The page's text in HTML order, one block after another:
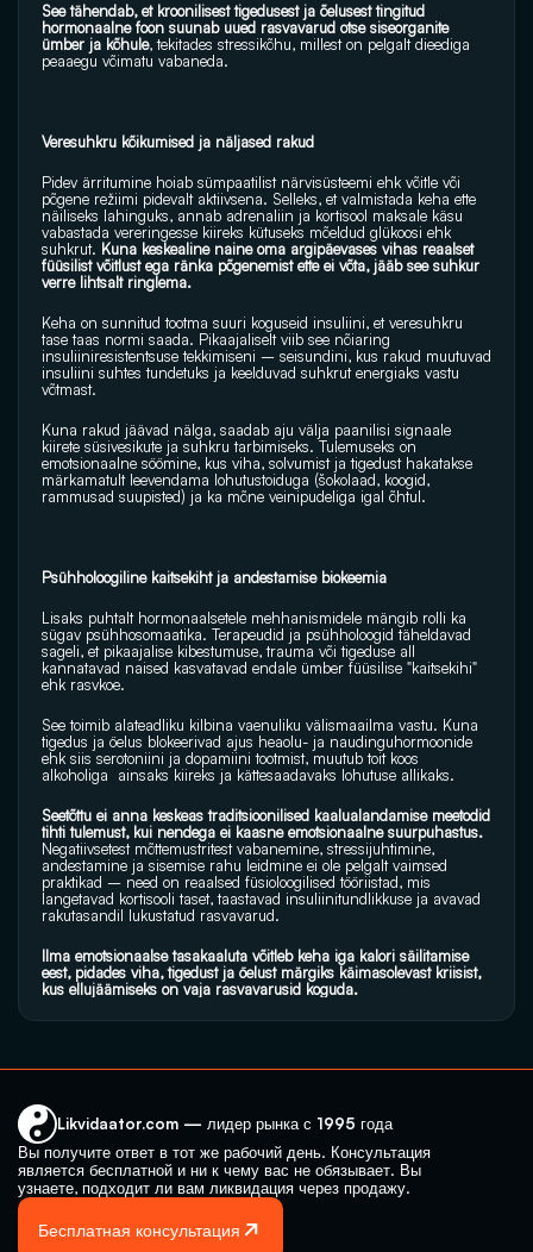
See tähendab, et kroonilisest tigedusest ja õelusest tingitud
hormonaalne foon suunab uued rasvavarud otse siseorganite
ümber ja kõhule, tekitades stressikõhu, millest on pelgalt dieediga
peaaegu võimatu vabaneda.
Veresuhkru kõikumised ja näljased rakud
Pidev ärritumine hoiab sümpaatilist närvisüsteemi ehk võitle või
põgene režiimi pidevalt aktiivsena. Selleks, et valmistada keha ette
näiliseks lahinguks, annab adrenaliin ja kortisool maksale käsu
vabastada vereringesse kiireks kütuseks mõeldud glükoosi ehk
suhkrut. Kuna keskealine naine oma argipäevases vihas reaalset
füüsilist võitlust ega ränka põgenemist ette ei võta, jääb see suhkur
verre lihtsalt ringlema.
Keha on sunnitud tootma suuri koguseid insuliini, et veresuhkru
tase taas normi saada. Pikaajaliselt viib see nõiaring
insuliiniresistentsuse tekkimiseni – seisundini, kus rakud muutuvad
insuliini suhtes tundetuks ja keelduvad suhkrut energiaks vastu
võtmast.
Kuna rakud jäävad nälga, saadab aju välja paanilisi signaale
kiirete süsivesikute ja suhkru tarbimiseks. Tulemuseks on
emotsionaalne söömine, kus viha, solvumist ja tigedust hakatakse
märkamatult leevendama lohutustoiduga (šokolaad, koogid,
rammusad suupisted) ja ka mõne veinipudeliga igal õhtul.
Psühholoogiline kaitsekiht ja andestamise biokeemia
Lisaks puhtalt hormonaalsetele mehhanismidele mängib rolli ka
sügav psühhosomaatika. Terapeudid ja psühholoogid täheldavad
sageli, et pikaajalise kibestumuse, trauma või tigeduse all
kannatavad naised kasvatavad endale ümber füüsilise "kaitsekihi"
ehk rasvkoe.
See toimib alateadliku kilbina vaenuliku välismaailma vastu. Kuna
tigedus ja öelus blokeerivad ajus heaolu- ja naudinguhormoonide
ehk siis serotoniini ja dopamiini tootmist, muutub toit koos
alkoholiga  ainsaks kiireks ja kättesaadavaks lohutuse allikaks.
Seetõttu ei anna keskeas traditsioonilised kaalualandamise meetodid
tihti tulemust, kui nendega ei kaasne emotsionaalne suurpuhastus.
Negatiivsetest mõttemustritest vabanemine, stressijuhtimine,
andestamine ja sisemise rahu leidmine ei ole pelgalt vaimsed
praktikad – need on reaalsed füsioloogilised tööriistad, mis
langetavad kortisooli taset, taastavad insuliinitundlikkuse ja avavad
rakutasandil lukustatud rasvavarud.
Ilma emotsionaalse tasakaaluta võitleb keha iga kalori säilitamise
eest, pidades viha, tigedust ja öelust märgiks käimasolevast kriisist,
kus ellujäämiseks on vaja rasvavarusid koguda.
Likvidaator.com — лидер рынка с 1995 года
Вы получите ответ в тот же рабочий день. Консультация
является бесплатной и ни к чему вас не обязывает. Вы
узнаете, подходит ли вам ликвидация через продажу.
Бесплатная консультация